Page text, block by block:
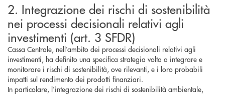
2. Integrazione dei rischi di sostenibilità
nei processi decisionali relativi agli
investimenti (art. 3 SFDR)
Cassa Centrale, nell’ambito dei processi decisionali relativi agli
investimenti, ha definito una specifica strategia volta a integrare e
monitorare i rischi di sostenibilità, ove rilevanti, e i loro probabili
impatti sul rendimento dei prodotti finanziari.
In particolare, l’integrazione dei rischi di sostenibilità ambientale,